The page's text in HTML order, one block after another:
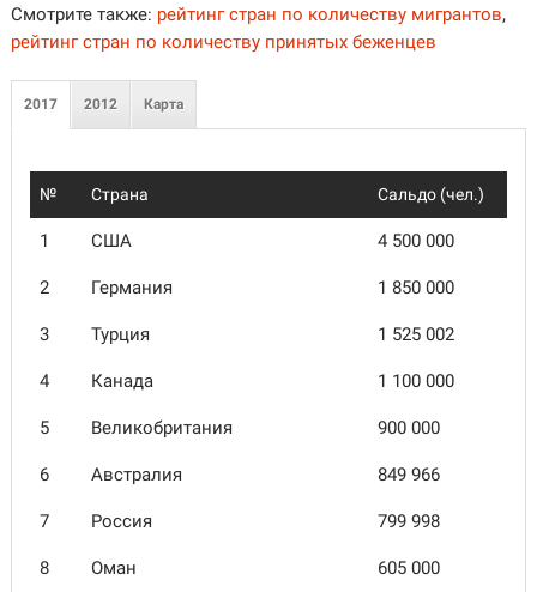
Смотрите также: рейтинг стран по количеству мигрантов,
рейтинг стран по количеству принятых беженцев
2017 2012 Карта
№ Страна Сальдо (чел.)
1 США 4 500 000
2 Германия 1 850 000
3 Турция 1 525 002
4 Канада 1 100 000
5 Великобритания 900 000
6 Австралия 849 966
7 Россия 799 998
8 Оман 605 000